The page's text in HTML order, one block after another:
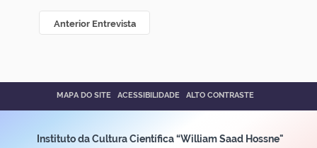
Anterior Entrevista
MAPA DO SITE ACESSIBILIDADE ALTO CONTRASTE
Instituto da Cultura Científica “William Saad Hossne"